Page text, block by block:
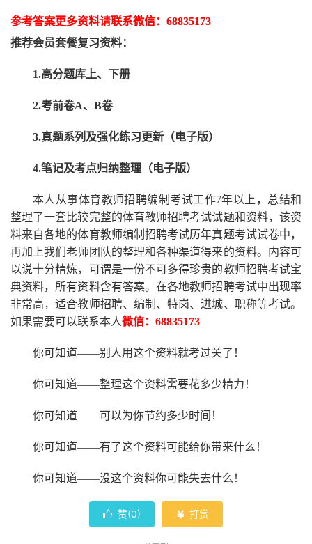
参考答案更多资料请联系微信： 68835173
推荐会员套餐复习资料：
1.高分题库上、下册
2.考前卷A、B卷
3.真题系列及强化练习更新（电子版）
4.笔记及考点归纳整理（电子版）
本人从事体育教师招聘编制考试工作7年以上，总结和
整理了一套比较完整的体育教师招聘考试试题和资料，该资
料来自各地的体育教师编制招聘考试历年真题考试试卷中，
再加上我们老师 团队的整理和各种渠道得来的资料。内容可
以说十分精炼，可谓是一份不可多得珍贵的教师招聘考试宝
典资料，所有资料含有答案。在各地教师招聘考试中出现率
非常高，适合教师招聘、编制、特岗、进城、职称等考试。
如果需要可以联系本人微信： 68835173
你可知道——别人用这个资料就考过关了！
你可知道——整理这个资料需要花多少精力 ！
你可知道——可以为你节约多少时间！
你可知道——有了这个资料可能给你带来什么！
你可知道——没这个资料你可能失去什么 ！
 赞(0)  打赏